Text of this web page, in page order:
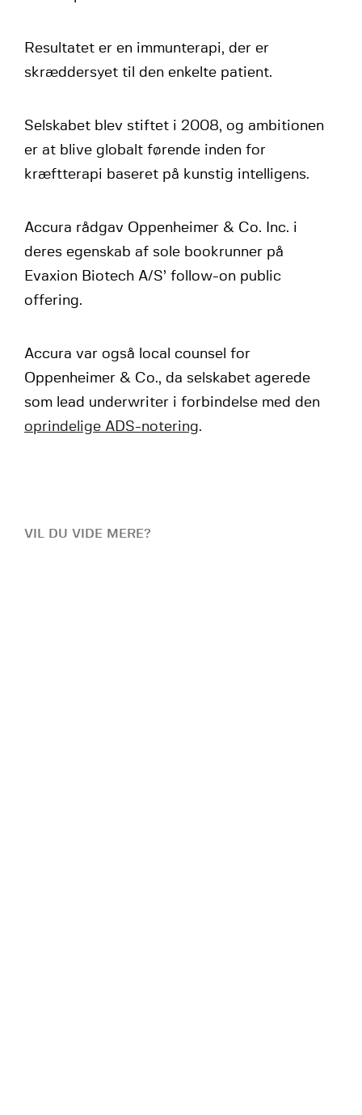
Resultatet er en immunterapi, der er
skræddersyet til den enkelte patient.
Selskabet blev stiftet i 2008, og ambitionen
er at blive globalt førende inden for
kræftterapi baseret på kunstig intelligens.
Accura rådgav Oppenheimer & Co. Inc. i
deres egenskab af sole bookrunner på
Evaxion Biotech A/S’ follow-on public
offering.
Accura var også local counsel for
Oppenheimer & Co., da selskabet agerede
som lead underwriter i forbindelse med den
oprindelige ADS-notering.
VIL DU VIDE MERE?